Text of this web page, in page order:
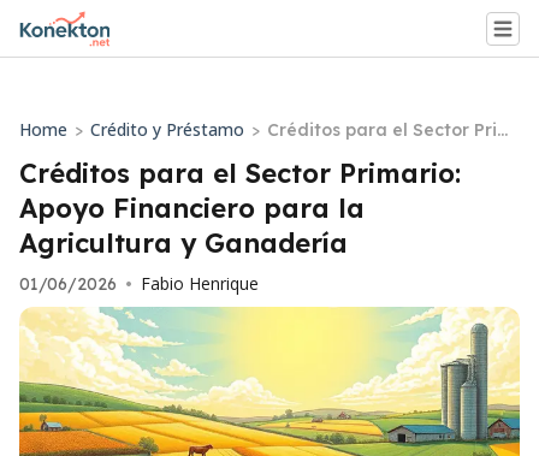
Home > Crédito y Préstamo > Créditos para el Sector Prim
ario: Apoyo Financiero para l
a Agricultura y Ganadería
Créditos para el Sector Primario:
Apoyo Financiero para la
Agricultura y Ganadería
01/06/2026 • Fabio Henrique